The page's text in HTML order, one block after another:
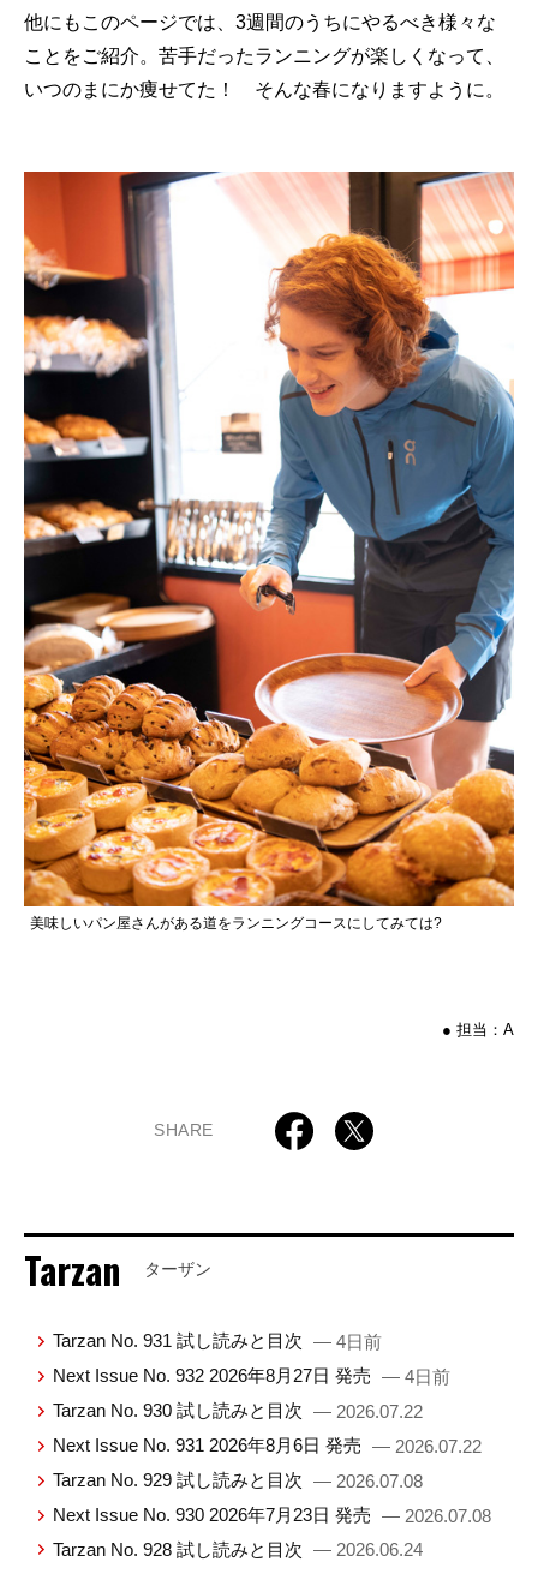
他にもこのページでは、3週間のうちにやるべき様々な
ことをご紹介。苦手だったランニングが楽しくなって、
いつのまにか痩せてた！ そんな春になりますように。
美味しいパン屋さんがある道をランニングコースにしてみては?
● 担当：A
SHARE
Tarzan ターザン
Tarzan No. 931 試し読みと目次 — 4日前
Next Issue No. 932 2026年8月27日 発売 — 4日前
Tarzan No. 930 試し読みと目次 — 2026.07.22
Next Issue No. 931 2026年8月6日 発売 — 2026.07.22
Tarzan No. 929 試し読みと目次 — 2026.07.08
Next Issue No. 930 2026年7月23日 発売 — 2026.07.08
Tarzan No. 928 試し読みと目次 — 2026.06.24